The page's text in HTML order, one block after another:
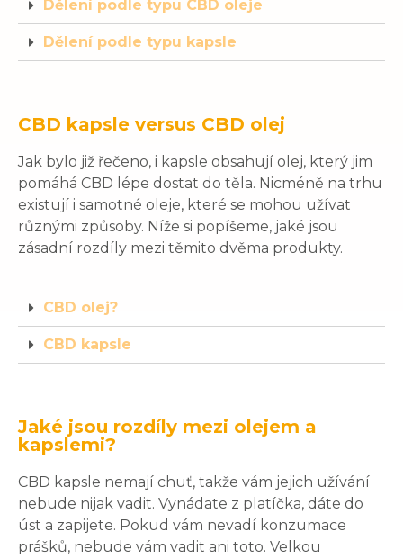
Dělení podle typu CBD oleje
Dělení podle typu kapsle
CBD kapsle versus CBD olej
Jak bylo již řečeno, i kapsle obsahují olej, který jim
pomáhá CBD lépe dostat do těla. Nicméně na trhu
existují i samotné oleje, které se mohou užívat
různými způsoby. Níže si popíšeme, jaké jsou
zásadní rozdíly mezi těmito dvěma produkty.
CBD olej?
CBD kapsle
Jaké jsou rozdíly mezi olejem a
kapslemi?
CBD kapsle nemají chuť, takže vám jejich užívání
nebude nijak vadit. Vynádate z platíčka, dáte do
úst a zapijete. Pokud vám nevadí konzumace
prášků, nebude vám vadit ani toto. Velkou